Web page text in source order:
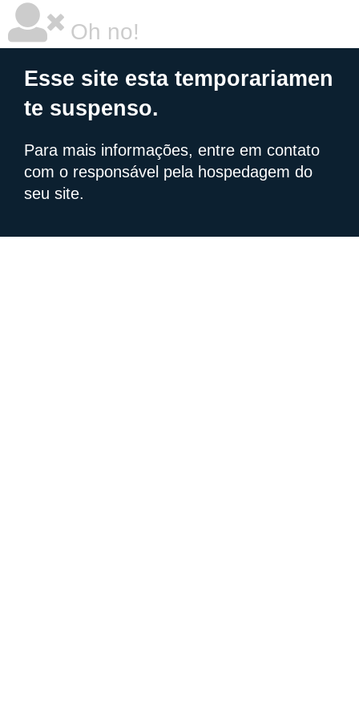
Oh no!
Esse site esta temporariamen
te suspenso.
Para mais informações, entre em contato
com o responsável pela hospedagem do
seu site.